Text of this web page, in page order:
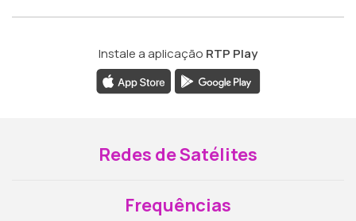
Instale a aplicação RTP Play
Redes de Satélites
Frequências